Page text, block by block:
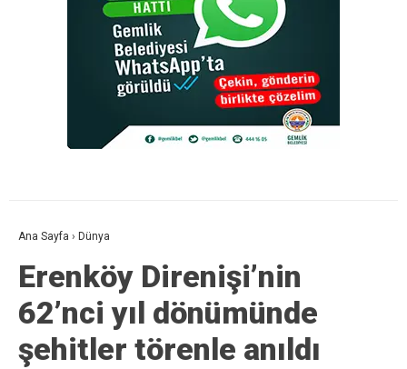
Ana Sayfa › Dünya
Erenköy Direnişi’nin
62’nci yıl dönümünde
şehitler törenle anıldı